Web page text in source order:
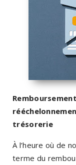
trésorerie
À l’heure où de
terme du